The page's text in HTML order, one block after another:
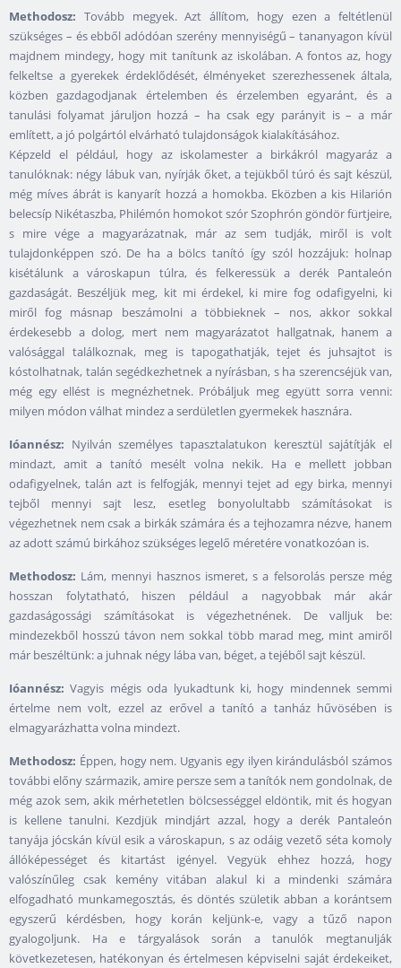
Methodosz: Tovább megyek. Azt állítom, hogy ezen a feltétlenül
szükséges – és ebből adódóan szerény mennyiségű – tananyagon kívül
majdnem mindegy, hogy mit tanítunk az iskolában. A fontos az, hogy
felkeltse a gyerekek érdeklődését, élményeket szerezhessenek általa,
közben gazdagodjanak értelemben és érzelemben egyaránt, és a
tanulási folyamat járuljon hozzá – ha csak egy parányit is – a már
említett, a jó polgártól elvárható tulajdonságok kialakításához.
Képzeld el például, hogy az iskolamester a birkákról magyaráz a
tanulóknak: négy lábuk van, nyírják őket, a tejükből túró és sajt készül,
még míves ábrát is kanyarít hozzá a homokba. Eközben a kis Hilarión
belecsíp Nikétaszba, Philémón homokot szór Szophrón göndör fürtjeire,
s mire vége a magyarázatnak, már az sem tudják, miről is volt
tulajdonképpen szó. De ha a bölcs tanító így szól hozzájuk: holnap
kisétálunk a városkapun túlra, és felkeressük a derék Pantaleón
gazdaságát. Beszéljük meg, kit mi érdekel, ki mire fog odafigyelni, ki
miről fog másnap beszámolni a többieknek – nos, akkor sokkal
érdekesebb a dolog, mert nem magyarázatot hallgatnak, hanem a
valósággal találkoznak, meg is tapogathatják, tejet és juhsajtot is
kóstolhatnak, talán segédkezhetnek a nyírásban, s ha szerencséjük van,
még egy ellést is megnézhetnek. Próbáljuk meg együtt sorra venni:
milyen módon válhat mindez a serdületlen gyermekek hasznára.
Ióannész: Nyilván személyes tapasztalatukon keresztül sajátítják el
mindazt, amit a tanító mesélt volna nekik. Ha e mellett jobban
odafigyelnek, talán azt is felfogják, mennyi tejet ad egy birka, mennyi
tejből mennyi sajt lesz, esetleg bonyolultabb számításokat is
végezhetnek nem csak a birkák számára és a tejhozamra nézve, hanem
az adott számú birkához szükséges legelő méretére vonatkozóan is.
Methodosz: Lám, mennyi hasznos ismeret, s a felsorolás persze még
hosszan folytatható, hiszen például a nagyobbak már akár
gazdaságossági számításokat is végezhetnének. De valljuk be:
mindezekből hosszú távon nem sokkal több marad meg, mint amiről
már beszéltünk: a juhnak négy lába van, béget, a tejéből sajt készül.
Ióannész:Vagyis mégis oda lyukadtunk ki, hogy mindennek semmi
értelme nem volt, ezzel az erővel a tanító a tanház hűvösében is
elmagyarázhatta volna mindezt.
Methodosz: Éppen, hogy nem. Ugyanis egy ilyen kirándulásból számos
további előny származik, amire persze sem a tanítók nem gondolnak, de
még azok sem, akik mérhetetlen bölcsességgel eldöntik, mit és hogyan
is kellene tanulni. Kezdjük mindjárt azzal, hogy a derék Pantaleón
tanyája jócskán kívül esik a városkapun, s az odáig vezető séta komoly
állóképességet és kitartást igényel. Vegyük ehhez hozzá, hogy
valószínűleg csak kemény vitában alakul ki a mindenki számára
elfogadható munkamegosztás, és döntés születik abban a korántsem
egyszerű kérdésben, hogy korán keljünk-e, vagy a tűző napon
gyalogoljunk. Ha e tárgyalások során a tanulók megtanulják
következetesen, hatékonyan és értelmesen képviselni saját érdekeiket,